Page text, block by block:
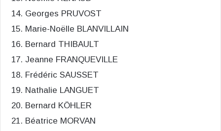
Georges PRUVOST
Marie-Noëlle BLANVILLAIN
Bernard THIBAULT
Jeanne FRANQUEVILLE
Frédéric SAUSSET
Nathalie LANGUET
Bernard KÖHLER
Béatrice MORVAN